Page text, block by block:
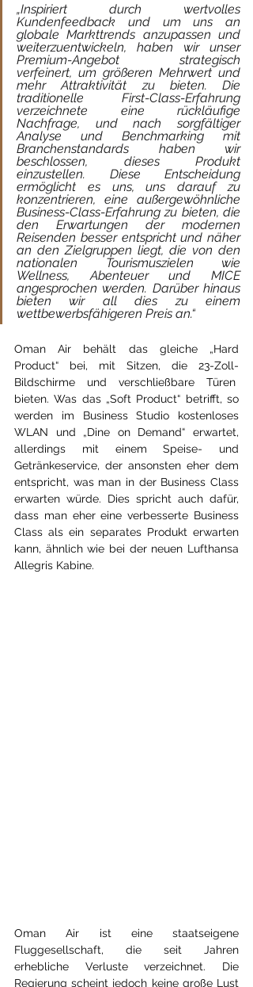
„Inspiriert durch wertvolles
Kundenfeedback und um uns an
globale Markttrends anzupassen und
weiterzuentwickeln, haben wir unser
Premium-Angebot strategisch
verfeinert, um größeren Mehrwert und
mehr Attraktivität zu bieten. Die
traditionelle First-Class-Erfahrung
verzeichnete eine rückläufige
Nachfrage, und nach sorgfältiger
Analyse und Benchmarking mit
Branchenstandards haben wir
beschlossen, dieses Produkt
einzustellen. Diese Entscheidung
ermöglicht es uns, uns darauf zu
konzentrieren, eine außergewöhnliche
Business-Class-Erfahrung zu bieten, die
den Erwartungen der modernen
Reisenden besser entspricht und näher
an den Zielgruppen liegt, die von den
nationalen Tourismuszielen wie
Wellness, Abenteuer und MICE
angesprochen werden. Darüber hinaus
bieten wir all dies zu einem
wettbewerbsfähigeren Preis an.“
Oman Air behält das gleiche „Hard
Product“ bei, mit Sitzen, die 23-Zoll-
Bildschirme und verschließbare Türen
bieten. Was das „Soft Product“ betrifft, so
werden im Business Studio kostenloses
WLAN und „Dine on Demand“ erwartet,
allerdings mit einem Speise- und
Getränkeservice, der ansonsten eher dem
entspricht, was man in der Business Class
erwarten würde. Dies spricht auch dafür,
dass man eher eine verbesserte Business
Class als ein separates Produkt erwarten
kann, ähnlich wie bei der neuen Lufthansa
Allegris Kabine.
Oman Air ist eine staatseigene
Fluggesellschaft, die seit Jahren
erhebliche Verluste verzeichnet. Die
Regierung scheint jedoch keine große Lust